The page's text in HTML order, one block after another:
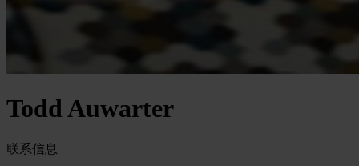
Todd Auwarter
联系信息